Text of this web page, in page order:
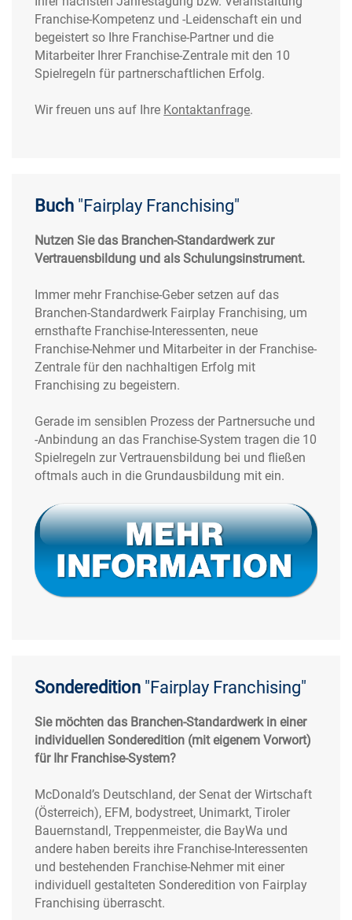
Franchise-Kompetenz und -Leidenschaft ein und
begeistert so Ihre Franchise-Partner und die
Mitarbeiter Ihrer Franchise-Zentrale mit den 10
Spielregeln für partnerschaftlichen Erfolg.
Wir freuen uns auf Ihre Kontaktanfrage.
Buch "Fairplay Franchising"
Nutzen Sie das Branchen-Standardwerk zur
Vertrauensbildung und als Schulungsinstrument.
Immer mehr Franchise-Geber setzen auf das
Branchen-Standardwerk Fairplay Franchising, um
ernsthafte Franchise-Interessenten, neue
Franchise-Nehmer und Mitarbeiter in der Franchise-
Zentrale für den nachhaltigen Erfolg mit
Franchising zu begeistern.
Gerade im sensiblen Prozess der Partnersuche und
-Anbindung an das Franchise-System tragen die 10
Spielregeln zur Vertrauensbildung bei und fließen
oftmals auch in die Grundausbildung mit ein.
Sonderedition "Fairplay Franchising"
Sie möchten das Branchen-Standardwerk in einer
individuellen Sonderedition (mit eigenem Vorwort)
für Ihr Franchise-System?
McDonald’s Deutschland, der Senat der Wirtschaft
(Österreich), EFM, bodystreet, Unimarkt, Tiroler
Bauernstandl, Treppenmeister, die BayWa und
andere haben bereits ihre Franchise-Interessenten
und bestehenden Franchise-Nehmer mit einer
individuell gestalteten Sonderedition von Fairplay
Franchising überrascht.